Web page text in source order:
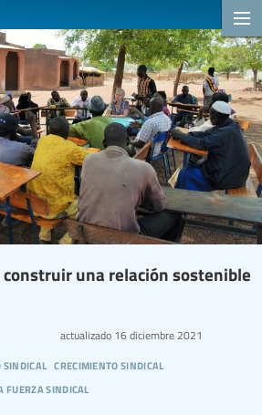
construir una relación sostenible
crecimiento sindical
fuerza sindical
actualizado16 diciembre 2021